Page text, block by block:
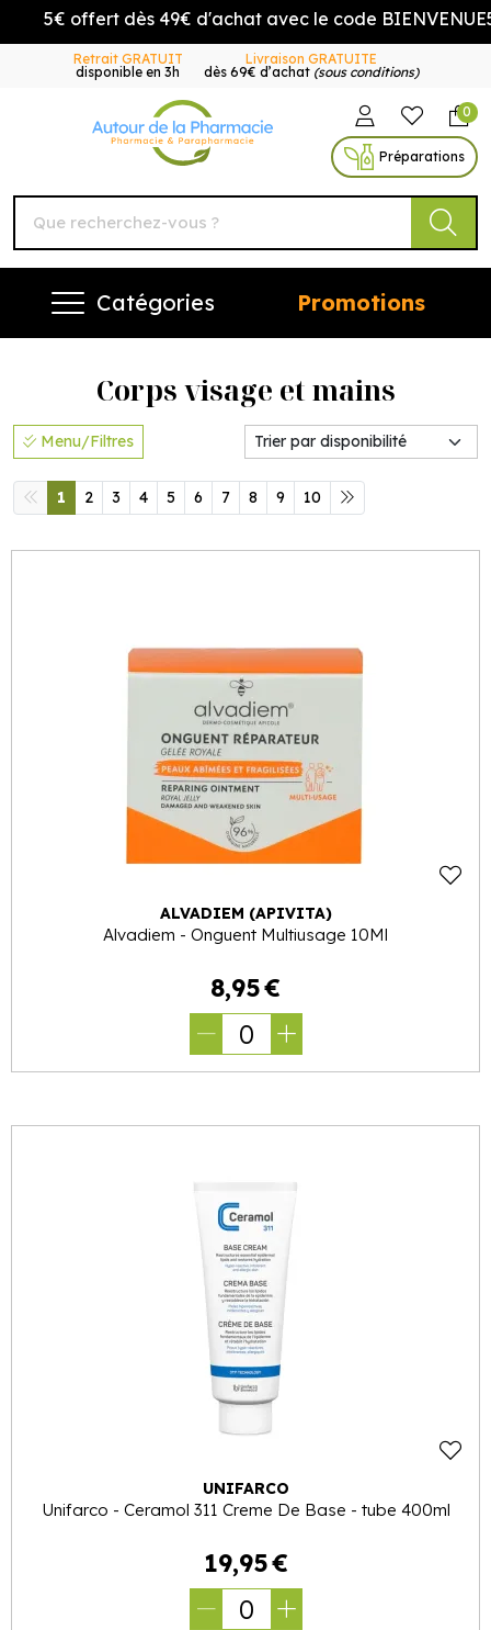
5€ offert dès 49€ d'achat avec le code BIENVENUE5
Retrait GRATUIT
disponible en 3h
Livraison GRATUITE
dès 69€ d’achat (sous conditions)
Autour de la Pharmacie
0
Préparations
Catégories Promotions
Corps visage et mains
Menu/Filtres
1 2 3 4 5 6 7 8 9 10
ALVADIEM (APIVITA)
Alvadiem - Onguent Multiusage 10Ml
8,95€
0
UNIFARCO
Unifarco - Ceramol 311 Creme De Base - tube 400ml
19,95€
0